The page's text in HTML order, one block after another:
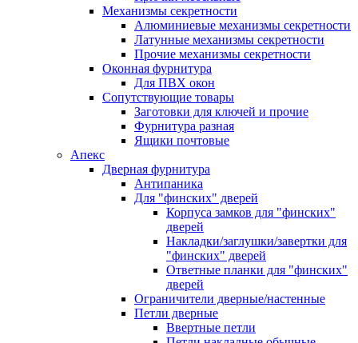
Механизмы секретности
Алюминиевые механизмы секретности
Латунные механизмы секретности
Прочие механизмы секретности
Оконная фурнитура
Для ПВХ окон
Сопутствующие товары
Заготовки для ключей и прочие
Фурнитура разная
Ящики почтовые
Апекс
Дверная фурнитура
Антипаника
Для "финских" дверей
Корпуса замков для "финских"
дверей
Накладки/заглушки/завертки для
"финских" дверей
Ответные планки для "финских"
дверей
Ограничители дверные/настенные
Петли дверные
Ввертные петли